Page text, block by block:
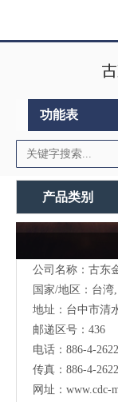
功能表
产品类别
公司名称：古东
国家/地区：台湾
地址：台中市清
邮递区号：436
电话：886-4-
传真：886-4-
网址： www.cdc-